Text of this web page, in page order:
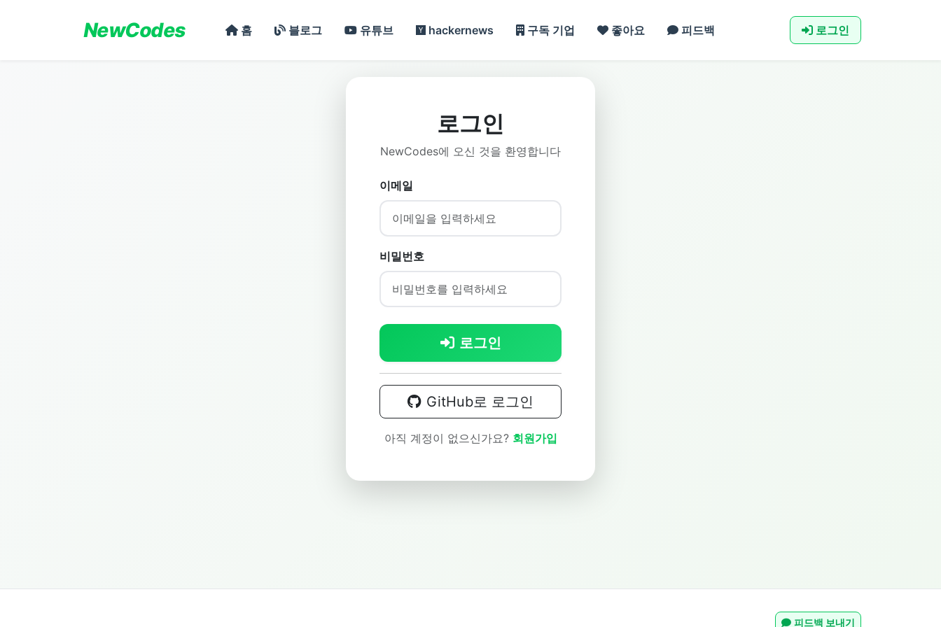
NewCodes 홈 블로그 유튜브 hackernews 구독 기업 좋아요 피드백 로그인
로그인
NewCodes에 오신 것을 환영합니다
이메일
비밀번호
로그인
GitHub로 로그인
아직 계정이 없으신가요? 회원가입
피드백 보내기